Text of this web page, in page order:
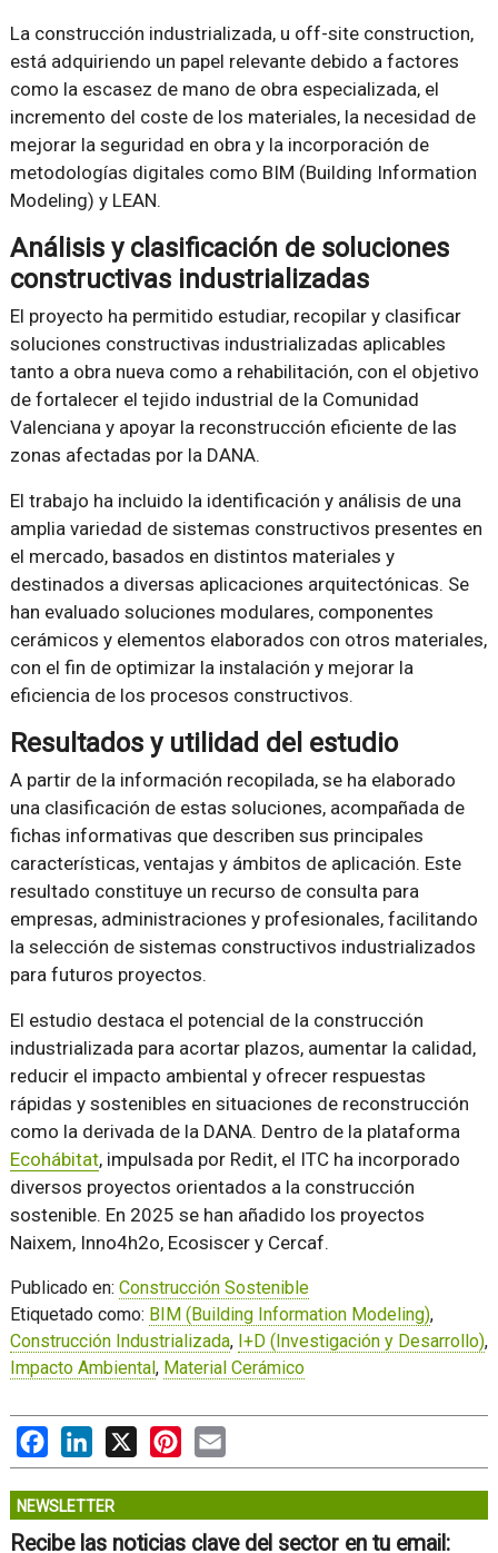
La construcción industrializada, u off-site construction,
está adquiriendo un papel relevante debido a factores
como la escasez de mano de obra especializada, el
incremento del coste de los materiales, la necesidad de
mejorar la seguridad en obra y la incorporación de
metodologías digitales como BIM (Building Information
Modeling) y LEAN.
Análisis y clasificación de soluciones
constructivas industrializadas
El proyecto ha permitido estudiar, recopilar y clasificar
soluciones constructivas industrializadas aplicables
tanto a obra nueva como a rehabilitación, con el objetivo
de fortalecer el tejido industrial de la Comunidad
Valenciana y apoyar la reconstrucción eficiente de las
zonas afectadas por la DANA.
El trabajo ha incluido la identificación y análisis de una
amplia variedad de sistemas constructivos presentes en
el mercado, basados en distintos materiales y
destinados a diversas aplicaciones arquitectónicas. Se
han evaluado soluciones modulares, componentes
cerámicos y elementos elaborados con otros materiales,
con el fin de optimizar la instalación y mejorar la
eficiencia de los procesos constructivos.
Resultados y utilidad del estudio
A partir de la información recopilada, se ha elaborado
una clasificación de estas soluciones, acompañada de
fichas informativas que describen sus principales
características, ventajas y ámbitos de aplicación. Este
resultado constituye un recurso de consulta para
empresas, administraciones y profesionales, facilitando
la selección de sistemas constructivos industrializados
para futuros proyectos.
El estudio destaca el potencial de la construcción
industrializada para acortar plazos, aumentar la calidad,
reducir el impacto ambiental y ofrecer respuestas
rápidas y sostenibles en situaciones de reconstrucción
como la derivada de la DANA. Dentro de la plataforma
Ecohábitat, impulsada por Redit, el ITC ha incorporado
diversos proyectos orientados a la construcción
sostenible. En 2025 se han añadido los proyectos
Naixem, Inno4h2o, Ecosiscer y Cercaf.
Publicado en: Construcción Sostenible
Etiquetado como: BIM (Building Information Modeling),
Construcción Industrializada, I+D (Investigación y Desarrollo),
Impacto Ambiental, Material Cerámico
FacebookLinkedIn
X PinterestEmail
NEWSLETTER
Recibe las noticias clave del sector en tu email: